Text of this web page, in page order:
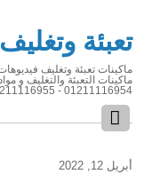
تعبئة وتغليف
ماكينات تعبئة وتغليف
ماكينات التعبئة والتغليف و
01211116954 - 01211116955 - 01211116956 - 1211116957 - 01211116958
أبريل 12, 2022